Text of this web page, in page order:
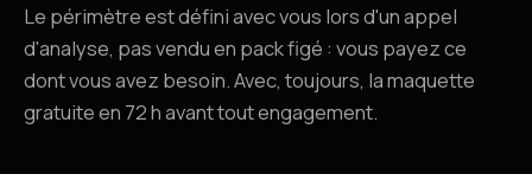
Le périmètre est défini avec vous lors d'un appel
d'analyse, pas vendu en pack figé : vous payez ce
dont vous avez besoin. Avec, toujours, la maquette
gratuite en 72 h avant tout engagement.